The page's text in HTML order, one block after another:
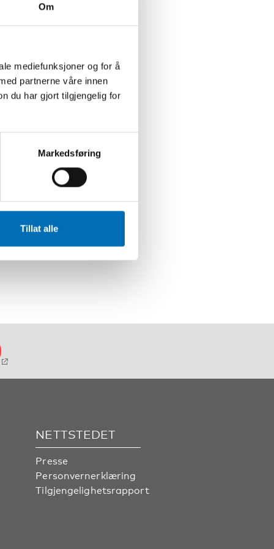
Om
mediefunksjoner og for å
partnerne våre innen
du har gjort tilgjengelig for
Markedsføring
Tillat alle
NETTSTEDET
Presse
Personvernerklæring
Tilgjengelighetsrapport